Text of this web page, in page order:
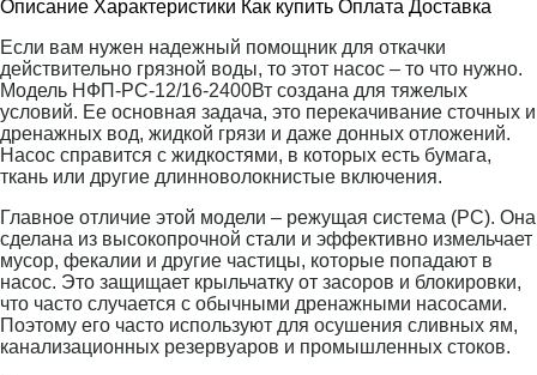
Описание Характеристики Как купить Оплата Доставка
Если вам нужен надежный помощник для откачки
действительно грязной воды, то этот насос – то что нужно.
Модель НФП-РС-12/16-2400Вт создана для тяжелых
условий. Ее основная задача, это перекачивание сточных и
дренажных вод, жидкой грязи и даже донных отложений.
Насос справится с жидкостями, в которых есть бумага,
ткань или другие длинноволокнистые включения.
Главное отличие этой модели – режущая система (РС). Она
сделана из высокопрочной стали и эффективно измельчает
мусор, фекалии и другие частицы, которые попадают в
насос. Это защищает крыльчатку от засоров и блокировки,
что часто случается с обычными дренажными насосами.
Поэтому его часто используют для осушения сливных ям,
канализационных резервуаров и промышленных стоков.